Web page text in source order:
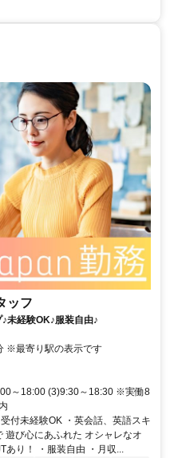
ッフ
未経験OK♪服装自由♪
※最寄り駅の表示です
～18:00 (3)9:30～18:30 ※実働8
付未経験OK ・英会話、英語スキ
遊び心にあふれた オシャレなオ
あり！ ・服装自由 ・月収...